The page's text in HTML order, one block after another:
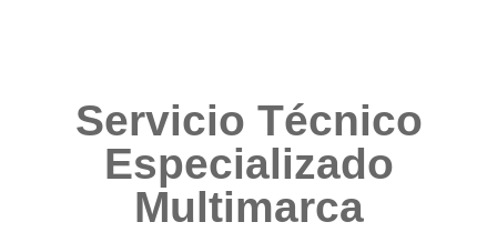
Servicio Técnico
Especializado
Multimarca